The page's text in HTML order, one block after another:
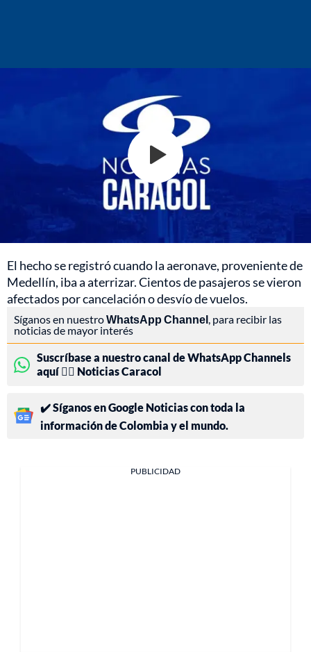
El hecho se registró cuando la aeronave, proveniente de
Medellín, iba a aterrizar. Cientos de pasajeros se vieron
afectados por cancelación o desvío de vuelos.
Síganos en nuestroWhatsApp Channel , para recibir las
noticias de mayor interés
Suscríbase a nuestro canal de WhatsApp Channels
aquí 👉🏻 Noticias Caracol
✔️ Síganos en Google Noticias con toda la
información de Colombia y el mundo.
PUBLICIDAD